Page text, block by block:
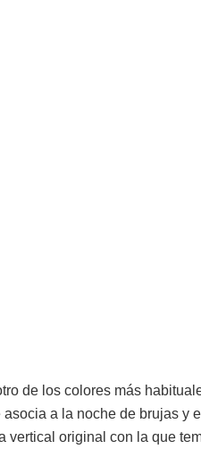
de los colores más
a la noche de brujas y
vertical original con la que